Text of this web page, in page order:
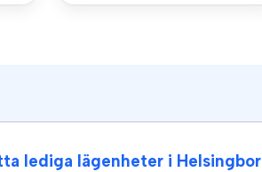
lediga lägenheter i